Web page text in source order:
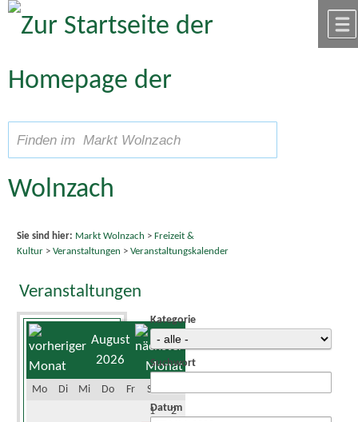
Zum Inhalt
Schriftgröße A A A
Sie sind hier: Markt Wolnzach > Freizeit &
Kultur> Veranstaltungen > Veranstaltungskalender
Veranstaltungen
August
2026
Mo Di Mi Do Fr Sa
1
2
Kategorie
Suchwort
Datum